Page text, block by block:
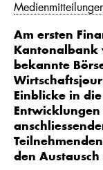
Am ersten
Kantonalbank
bekannte
Einblicke in
den